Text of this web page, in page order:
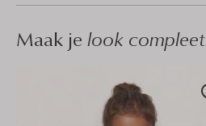
Maak je look compleet